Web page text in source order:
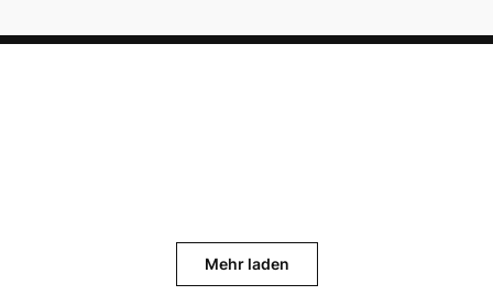
Mehr laden